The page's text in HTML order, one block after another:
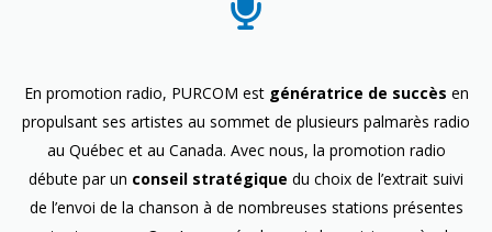
En promotion radio, PURCOM est génératrice de succès en
propulsant ses artistes au sommet de plusieurs palmarès radio
au Québec et au Canada. Avec nous, la promotion radio
débute par un conseil stratégique du choix de l’extrait suivi
de l’envoi de la chanson à de nombreuses stations présentes